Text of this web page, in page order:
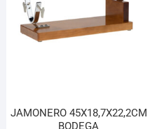
JAMONERO 45X18,7X22,2CM
BODEGA